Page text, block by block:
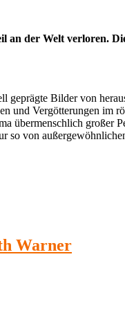
an der Welt verloren.
Bilder von
und Vergötterungen im
übermenschlich großer
von
Warner